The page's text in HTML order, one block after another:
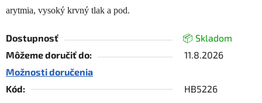
arytmia, vysoký krvný tlak a pod.
Dostupnosť
📦 Skladom
Môžeme doručiť do:
11.8.2026
Možnosti doručenia
Kód:
HB5226